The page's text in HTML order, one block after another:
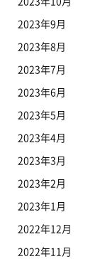
2023年9月
2023年8月
2023年7月
2023年6月
2023年5月
2023年4月
2023年3月
2023年2月
2023年1月
2022年12月
2022年11月